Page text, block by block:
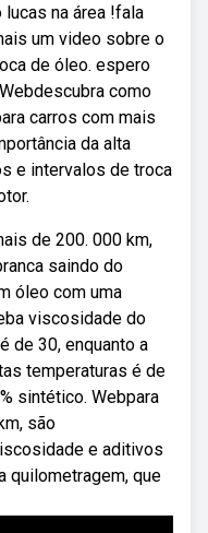
na área !fala
um video sobre o
de óleo. espero
como
carros com mais
da alta
e intervalos de troca
de 200. 000 km,
saindo do
óleo com uma
viscosidade do
de 30, enquanto a
temperaturas é de
sintético. Webpara
são
e aditivos
quilometragem, que